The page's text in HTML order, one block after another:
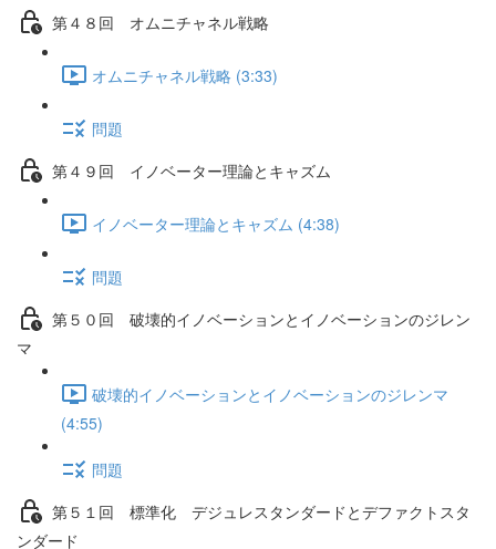
第４８回 オムニチャネル戦略
オムニチャネル戦略 (3:33)
問題
第４９回 イノベーター理論とキャズム
イノベーター理論とキャズム (4:38)
問題
第５０回 破壊的イノベーションとイノベーションのジレン
マ
破壊的イノベーションとイノベーションのジレンマ
(4:55)
問題
第５１回 標準化 デジュレスタンダードとデファクトスタ
ンダード